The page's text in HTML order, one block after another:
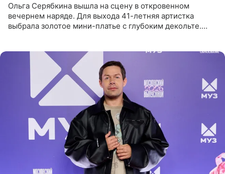
Ольга Серябкина вышла на сцену в откровенном
вечернем наряде. Для выхода 41-летняя артистка
выбрала золотое мини-платье с глубоким декольте.